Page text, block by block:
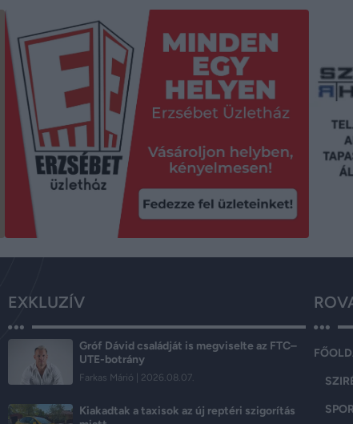
EXKLUZÍV
Gróf Dávid családját is megviselte az FTC–
UTE-botrány
Farkas Márió 2026.08.07.
Kiakadtak a taxisok az új reptéri szigorítás